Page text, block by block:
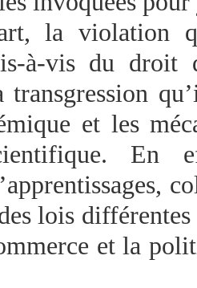
la violation
à-vis du droit
transgression
et les
En
lois
et la